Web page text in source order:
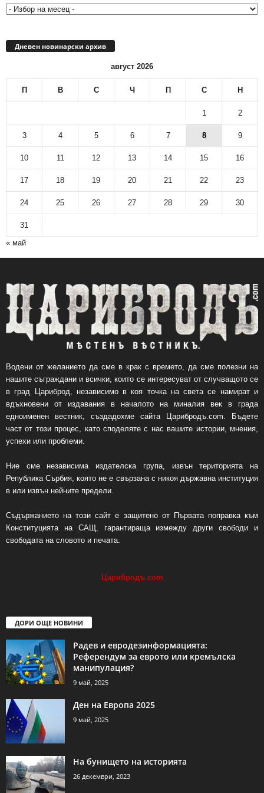
Дневен новинарски архив
август 2026
П В С Ч П С Н
1 2
3 4 5 6 7 8 9
10 11 12 13 14 15 16
17 18 19 20 21 22 23
24 25 26 27 28 29 30
31
« май
Водени от желанието да сме в крак с времето, да сме полезни на
нашите съграждани и всички, които се интересуват от случващото се
в град Цариброд, независимо в коя точка на света се намират и
вдъхновени от издавания в началото на миналия век в града
едноименен вестник, създадохме сайта Царибродъ.com. Бъдете
част от този процес, като споделяте с нас вашите истории, мнения,
успехи или проблеми.
Ние сме независима издателска група, извън територията на
Република Сърбия, която не е свързана с никоя държавна институция
в или извън нейните предели.
Съдържанието на този сайт е защитено от Първата поправка към
Конституцията на САЩ, гарантираща измежду други свободи и
свободата на словото и печата.
Царибродъ. com
ДОРИ ОЩЕ НОВИНИ
Радев и евродезинформацията:
Референдум за еврото или кремълска
манипулация?
9 май, 2025
Ден на Европа 2025
9 май, 2025
На бунището на историята
26 декември, 2023